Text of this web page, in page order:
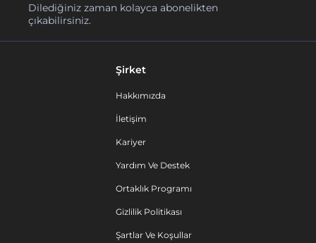
Dilediğiniz zaman kolayca abonelikten
çıkabilirsiniz.
Şirket
Hakkımızda
İletişim
Kariyer
Yardım Ve Destek
Ortaklık Programı
Gizlilik Politikası
Şartlar Ve Koşullar